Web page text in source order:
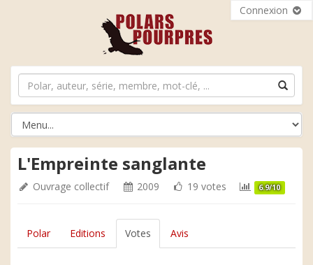
Connexion
L'Empreinte sanglante
Ouvrage collectif 2009 19 votes 6.9/10
Polar Editions Votes Avis